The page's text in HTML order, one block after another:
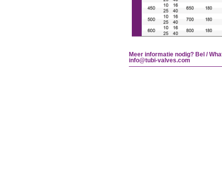
Meer informatie nodig? Bel /
info@tubi-valves.com